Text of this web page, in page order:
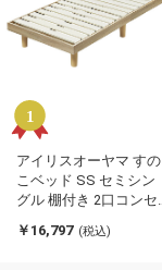
アイリスオーヤマ すの
こベッド SS セミシン
グル 棚付き 2口コンセ
ッドボード すのこ 通気
￥16,797 (税込)